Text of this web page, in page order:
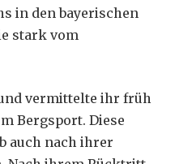
in den bayerischen
stark vom
vermittelte ihr früh
Bergsport. Diese
auch nach ihrer